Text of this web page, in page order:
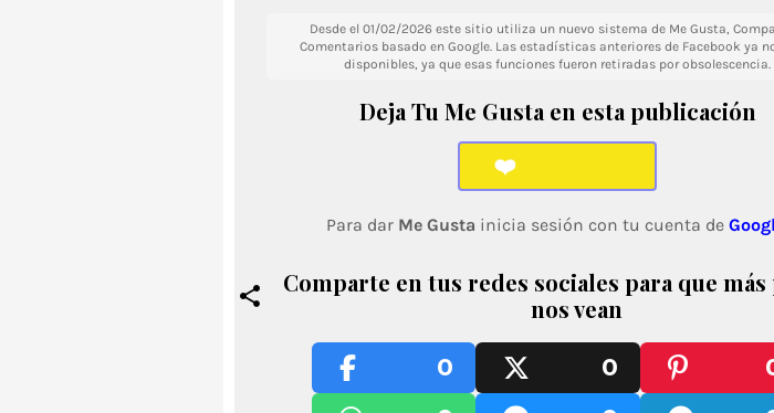
Desde el 01/02/2026 este sitio utiliza un nuevo sistema de Me Gusta,
Comentarios basado en Google. Las estadísticas anteriores de Facebook ya
disponibles, ya que esas funciones fueron retiradas por obsolescencia.
Deja Tu Me Gusta en esta publicación
❤️
Para dar Me Gusta inicia sesión con tu cuenta de
Comparte en tus redes sociales para que más
nos vean
0
0